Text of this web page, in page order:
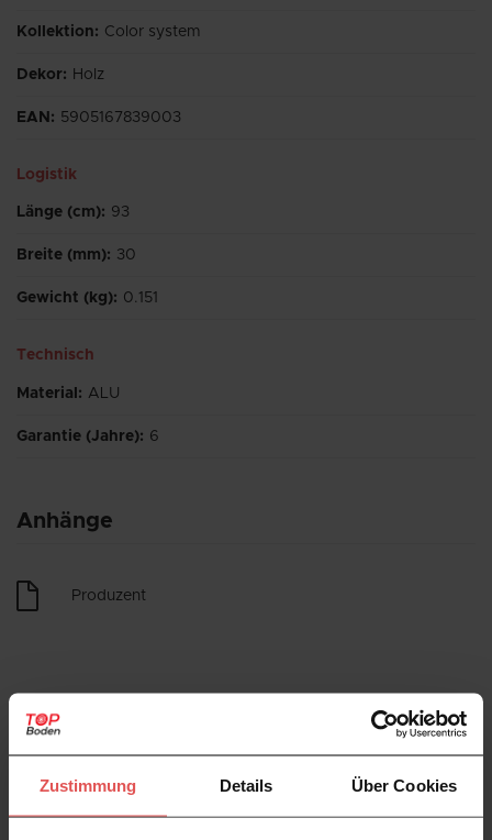
Zustimmung Details Über Cookies
Kollektion: Color system
Dekor: Holz
EAN : 5905167839003
Logistik
Länge (cm): 93
Breite (mm): 30
Gewicht (kg): 0.151
Technisch
Material : ALU
Garantie (Jahre): 6
Anhänge
Produzent
Kundenbewertungen
Verfügbare Varianten